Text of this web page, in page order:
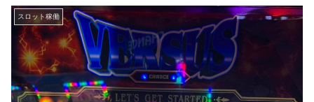
スロット稼働